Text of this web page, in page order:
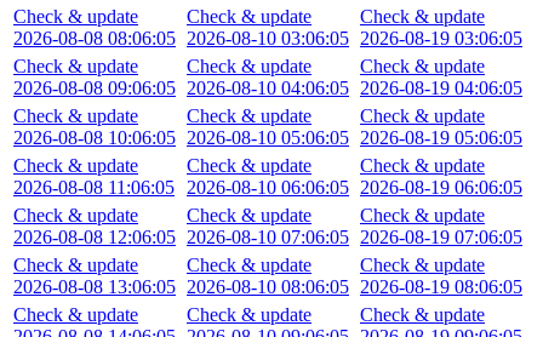
Check & update
2026-08-08 08:06:05
Check & update
2026-08-08 09:06:05
Check & update
2026-08-08 10:06:05
Check & update
2026-08-08 11:06:05
Check & update
2026-08-08 12:06:05
Check & update
2026-08-08 13:06:05
Check & update
Check & update
2026-08-10 03:06:05
Check & update
2026-08-10 04:06:05
Check & update
2026-08-10 05:06:05
Check & update
2026-08-10 06:06:05
Check & update
2026-08-10 07:06:05
Check & update
2026-08-10 08:06:05
Check & update
Check & update
2026-08-19 03:06:05
Check & update
2026-08-19 04:06:05
Check & update
2026-08-19 05:06:05
Check & update
2026-08-19 06:06:05
Check & update
2026-08-19 07:06:05
Check & update
2026-08-19 08:06:05
Check & update